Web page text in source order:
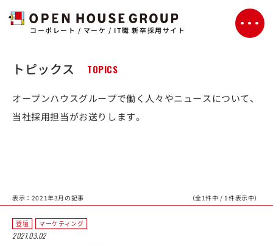
コーポレート / マーケ / IT職 新卒採用サイト
トピックス TOPICS
オープンハウスグループで働く人々やニュースについて、
当社採用担当がお送りします。
表示：2021年3月の記事 （全1件中 / 1件表示中）
登壇 マーケティング
2021.03.02